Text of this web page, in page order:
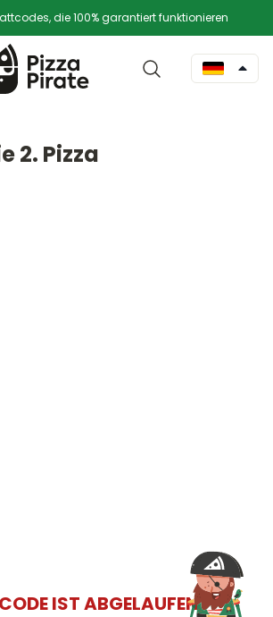
die 100% garantiert funktionieren
2. Pizza
IST ABGELAUFEN 😞